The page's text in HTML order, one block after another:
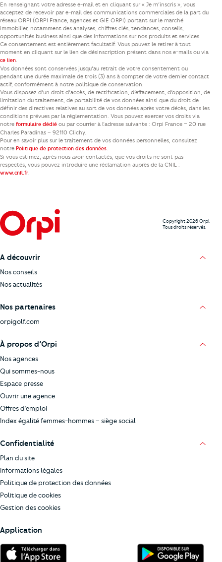
En renseignant votre adresse e-mail et en cliquant sur « Je m’inscris », vous
acceptez de recevoir par e-mail des communications commerciales de la part du
réseau ORPI (ORPI France, agences et GIE ORPI) portant sur le marché
immobilier, notamment des analyses, chiffres clés, tendances, conseils,
opportunités business ainsi que des informations sur nos produits et services.
Ce consentement est entièrement facultatif. Vous pouvez le retirer à tout
moment en cliquant sur le lien de désinscription présent dans nos e-mails ou via
ce lien.
Vos données sont conservées jusqu’au retrait de votre consentement ou
pendant une durée maximale de trois (3) ans à compter de votre dernier contact
actif, conformément à notre politique de conservation.
Vous disposez d’un droit d’accès, de rectification, d’effacement, d’opposition, de
limitation du traitement, de portabilité de vos données ainsi que du droit de
définir des directives relatives au sort de vos données après votre décès, dans les
conditions prévues par la réglementation. Vous pouvez exercer vos droits via
notre formulaire dédié ou par courrier à l’adresse suivante : Orpi France – 20 rue
Charles Paradinas – 92110 Clichy.
Pour en savoir plus sur le traitement de vos données personnelles, consultez
notre Politique de protection des données.
Si vous estimez, après nous avoir contactés, que vos droits ne sont pas
respectés, vous pouvez introduire une réclamation auprès de la CNIL :
www.cnil.fr.
Copyright 2026 Orpi.
Tous droits réservés.
A découvrir
Nos conseils
Nos actualités
Nos partenaires
orpigolf.com
À propos d’Orpi
Nos agences
Qui sommes-nous
Espace presse
Ouvrir une agence
Offres d’emploi
Index égalité femmes-hommes – siège social
Confidentialité
Plan du site
Informations légales
Politique de protection des données
Politique de cookies
Gestion des cookies
Application